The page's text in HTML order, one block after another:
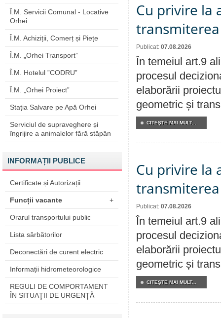
Î.M. Servicii Comunal - Locative
Orhei
Î.M. Achiziții, Comerț și Piețe
Î.M. „Orhei Transport”
Î.M. Hotelul ”CODRU”
Î.M. „Orhei Proiect”
Stația Salvare pe Apă Orhei
Serviciul de supraveghere și
îngrijire a animalelor fără stăpân
INFORMAȚII PUBLICE
Certificate și Autorizații
Funcții vacante +
Orarul transportului public
Lista sărbătorilor
Deconectări de curent electric
Informații hidrometeorologice
REGULI DE COMPORTAMENT
ÎN SITUAŢII DE URGENŢĂ
Cu privire la
Publicat: 07.08.2026
În temeiul art.9
procesul
elaborării
geometric și
CITEŞTE MAI MULT...
Cu privire la
Publicat: 07.08.2026
În temeiul art.9
procesul
elaborării
geometric și
CITEŞTE MAI MULT...